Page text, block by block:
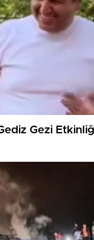
Gezi